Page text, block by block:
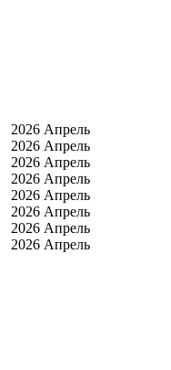
2026 Апрель
2026 Апрель
2026 Апрель
2026 Апрель
2026 Апрель
2026 Апрель
2026 Апрель
2026 Апрель